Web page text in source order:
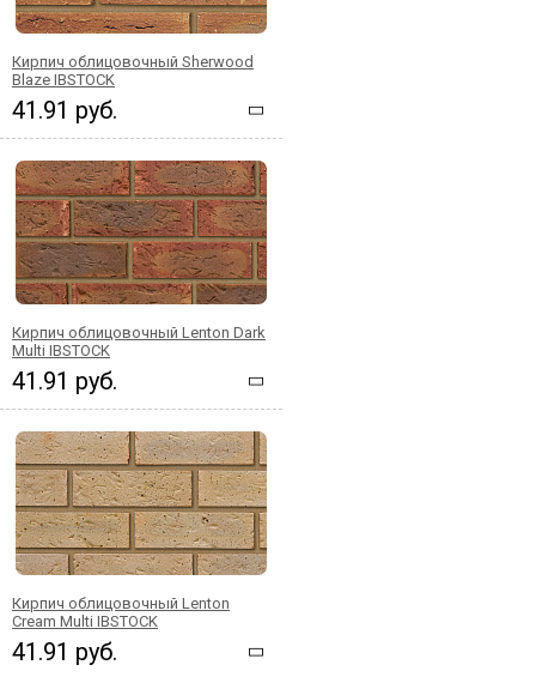
Кирпич облицовочный Sherwood
Blaze IBSTOCK
41.91 руб.
Кирпич облицовочный Lenton Dark
Multi IBSTOCK
41.91 руб.
Кирпич облицовочный Lenton
Cream Multi IBSTOCK
41.91 руб.